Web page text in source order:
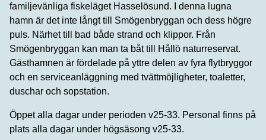
familjevänliga fiskeläget Hasselösund. I denna lugna
hamn är det inte långt till Smögenbryggan och dess högre
puls. Närhet till bad både strand och klippor. Från
Smögenbryggan kan man ta båt till Hållö naturreservat.
Gästhamnen är fördelade på yttre delen av fyra flytbryggor
och en serviceanläggning med tvättmöjligheter, toaletter,
duschar och sopstation.
Öppet alla dagar under perioden v25-33. Personal finns på
plats alla dagar under högsäsong v25-33.